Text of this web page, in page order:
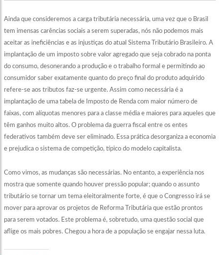
Ainda que consideremos a carga tributária necessária, uma vez que o Brasil
tem imensas carências sociais a serem superadas, nós não podemos mais
aceitar as ineficiências e as injustiças do atual Sistema Tributário Brasileiro. A
implantação de um imposto sobre valor agregado que seja cobrado na ponta
do consumo, desonerando a produção e o trabalho formal e permitindo ao
consumidor saber exatamente quanto do preço final do produto adquirido
refere-se aos tributos faz-se urgente. Assim como necessária é a
implantação de uma tabela de Imposto de Renda com maior número de
faixas, com alíquotas menores para a classe média e maiores para aqueles que
têm ganhos muito altos. O problema da guerra fiscal entre os entes
federativos também deve ser eliminado. Essa prática desorganiza a economia
e prejudica o sistema de competição, típico do modelo capitalista.
Como vimos, as mudanças são necessárias. No entanto, a experiência nos
mostra que somente quando houver pressão popular; quando o assunto
tributário se tornar um tema eleitoralmente forte, é que o Congresso irá se
mover para aprovar os projetos de Reforma Tributária que estão prontos
para serem votados. Este problema é, sobretudo, uma questão social que
aflige os mais pobres. Chegou a hora de a população se engajar nessa luta.